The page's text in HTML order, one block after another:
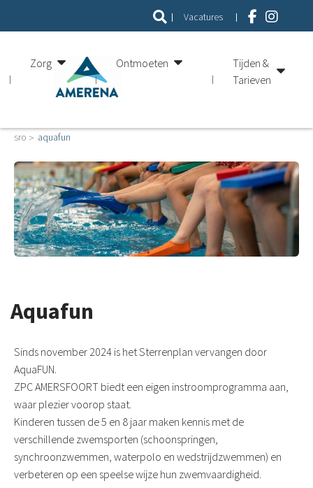
Vacatures
Zorg Ontmoeten
Tijden &
Tarieven
sro aquafun
Aquafun
Sinds november 2024 is het Sterrenplan vervangen door
AquaFUN.
ZPC AMERSFOORT biedt een eigen instroomprogramma aan,
waar plezier voorop staat.
Kinderen tussen de 5 en 8 jaar maken kennis met de
verschillende zwemsporten (schoonspringen,
synchroonzwemmen, waterpolo en wedstrijdzwemmen) en
verbeteren op een speelse wijze hun zwemvaardigheid.